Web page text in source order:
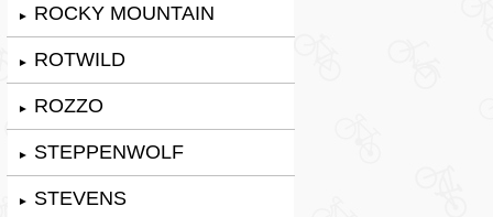
► ROCKY MOUNTAIN
► ROTWILD
► ROZZO
► STEPPENWOLF
► STEVENS